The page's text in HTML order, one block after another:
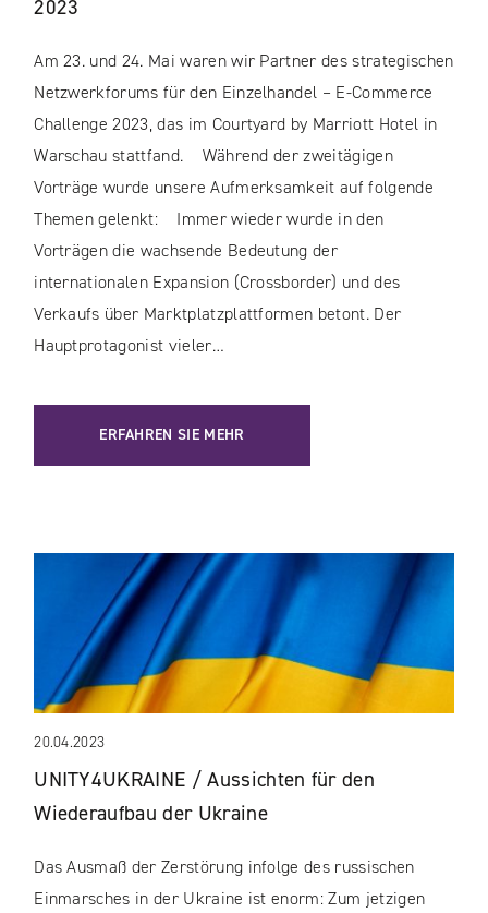
2023
Am 23. und 24. Mai waren wir Partner des strategischen
Netzwerkforums für den Einzelhandel – E-Commerce
Challenge 2023, das im Courtyard by Marriott Hotel in
Warschau stattfand. Während der zweitägigen
Vorträge wurde unsere Aufmerksamkeit auf folgende
Themen gelenkt: Immer wieder wurde in den
Vorträgen die wachsende Bedeutung der
internationalen Expansion (Crossborder) und des
Verkaufs über Marktplatzplattformen betont. Der
Hauptprotagonist vieler…
ERFAHREN SIE MEHR
20.04.2023
UNITY4UKRAINE / Aussichten für den
Wiederaufbau der Ukraine
Das Ausmaß der Zerstörung infolge des russischen
Einmarsches in der Ukraine ist enorm: Zum jetzigen